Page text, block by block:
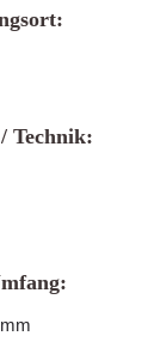
Technik: